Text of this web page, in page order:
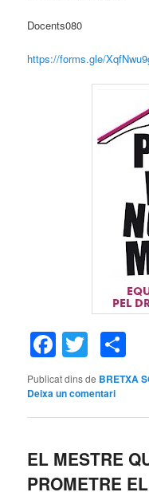
Docents080
https://forms.gle/
Twitter
Publicat dins de BRETXA
Deixa un comentari
EL MESTRE
PROMETRE